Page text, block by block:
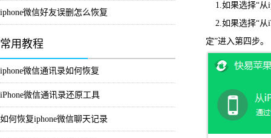
iphone微信好友误删怎么恢复
常用教程
iphone微信通讯录如何恢复
iPhone微信通讯录还原工具
如何恢复iphone微信聊天记录
1.如果选择“从
2.如果选择“从
定”进入第四步。